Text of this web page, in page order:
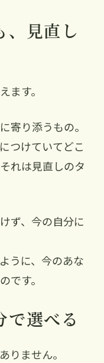
、見直し
ます。
寄り添うもの。
つけていてどこ
れは見直しのタ
ず、今の自分に
うに、今のあな
です。
で選べる
りません。